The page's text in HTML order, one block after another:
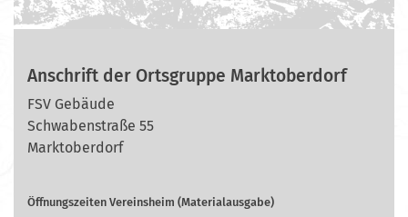
Anschrift der Ortsgruppe Marktoberdorf
FSV Gebäude
Schwabenstraße 55
Marktoberdorf
Öffnungszeiten Vereinsheim (Materialausgabe)